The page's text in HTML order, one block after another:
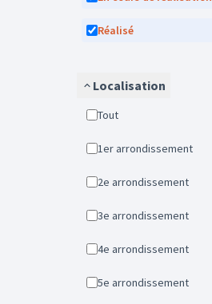
Réalisé
Localisation
Tout
1er arrondissement
2e arrondissement
3e arrondissement
4e arrondissement
5e arrondissement